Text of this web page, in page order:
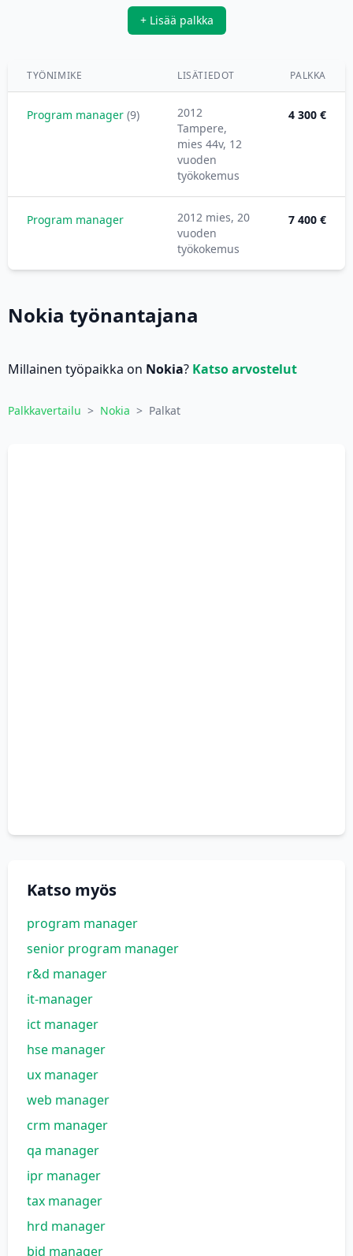
+ Lisää palkka
TYÖNIMIKE LISÄTIEDOT PALKKA
Program manager (9)
2012
Tampere,
mies 44v, 12
vuoden
työkokemus
4 300 €
Program manager
2012 mies, 20
vuoden
työkokemus
7 400 €
Nokia työnantajana
Millainen työpaikka on Nokia? Katso arvostelut
Palkkavertailu > Nokia > Palkat
Katso myös
program manager
senior program manager
r&d manager
it-manager
ict manager
hse manager
ux manager
web manager
crm manager
qa manager
ipr manager
tax manager
hrd manager
bid manager